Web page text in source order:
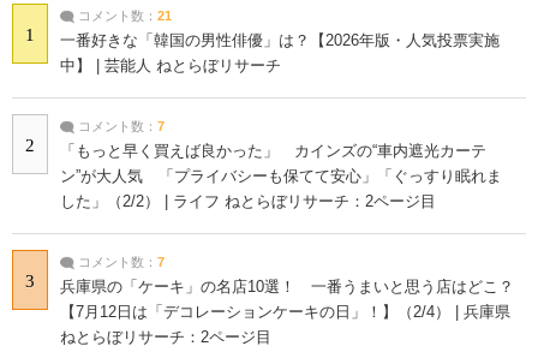
1
コメント数： 21
一番好きな「韓国の男性俳優」は？【2026年版・人気投票実施
中】 | 芸能人 ねとらぼリサーチ
2
コメント数： 7
「もっと早く買えば良かった」 カインズの“車内遮光カーテ
ン”が大人気 「プライバシーも保てて安心」「ぐっすり眠れま
した」（2/2） | ライフ ねとらぼリサーチ：2ページ目
3
コメント数： 7
兵庫県の「ケーキ」の名店10選！ 一番うまいと思う店はどこ？
【7月12日は「デコレーションケーキの日」！】（2/4） | 兵庫県
ねとらぼリサーチ：2ページ目